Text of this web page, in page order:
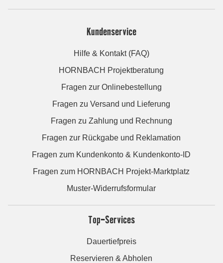
Kundenservice
Hilfe & Kontakt (FAQ)
HORNBACH Projektberatung
Fragen zur Onlinebestellung
Fragen zu Versand und Lieferung
Fragen zu Zahlung und Rechnung
Fragen zur Rückgabe und Reklamation
Fragen zum Kundenkonto & Kundenkonto-ID
Fragen zum HORNBACH Projekt-Marktplatz
Muster-Widerrufsformular
Top-Services
Dauertiefpreis
Reservieren & Abholen